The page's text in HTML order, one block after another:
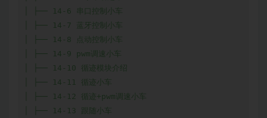
│ ├── 14-6 串口控制小车
│ ├── 14-7 蓝牙控制小车
│ ├── 14-8 点动控制小车
│ ├── 14-9 pwm调速小车
│ ├── 14-10 循迹模块介绍
│ ├── 14-11 循迹小车
│ ├── 14-12 循迹+pwm调速小车
│ ├── 14-13 跟随小车